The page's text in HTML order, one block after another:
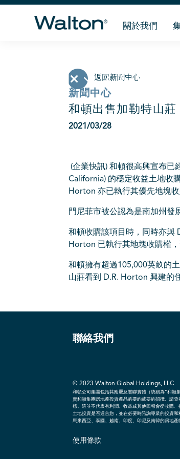
關於我們
返回新聞中心
新聞中心
和頓出售加勒特
2021/03/28
(企業快訊) 和頓很高興宣布
California) 的穩定收益土地收
Horton 亦已執行其優先地塊
門尼菲市被公認為是南加州發
和頓收購該項目時，同時亦與
Horton 已執行其地塊收購權
和頓擁有超過105,000英畝的
山莊看到 D.R. Horton 興建的
聯絡我們
© 2023 Walton Global Holdings, LLC
和頓公司集團包括其附屬及關聯實體（統稱為“和頓
賣和頓集團房地產投資產品的要約或要約招攬。請
標。這並不代表有利潤、收益或其他回報會從收購
土地投資是否適合您，並在必要時諮詢專業的投資
馬來西亞、泰國、越南、印度、印尼及南韓的房地產
使用條款